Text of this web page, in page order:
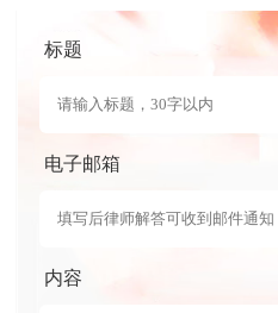
标题
电子邮箱
内容